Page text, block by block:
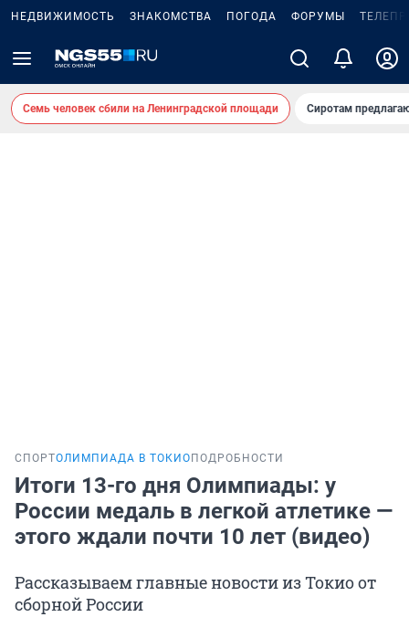
НЕДВИЖИМОСТЬ ЗНАКОМСТВА ПОГОДА ФОРУМЫ
Семь человек сбили на Ленинградской площади Сиротам
СПОРТОЛИМПИАДА В ТОКИО ПОДРОБНОСТИ
Итоги 13-го дня Олимпиады: у
России медаль в легкой атлетике —
этого ждали почти 10 лет (видео)
Рассказываем главные новости из Токио от
сборной России